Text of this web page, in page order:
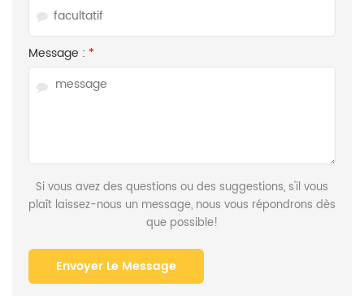
Message : *
Si vous avez des questions ou des suggestions, s'il vous
plaît laissez-nous un message, nous vous répondrons dès
que possible!